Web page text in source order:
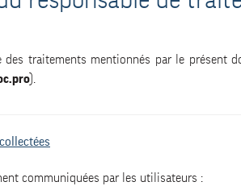
des traitements mentionnés par le présent
).
communiquées par les utilisateurs :